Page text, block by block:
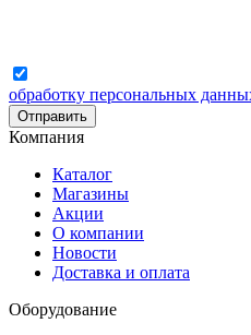
обработку персональных
Отправить
Компания
Каталог
Магазины
Акции
О компании
Новости
Доставка и оплата
Оборудование